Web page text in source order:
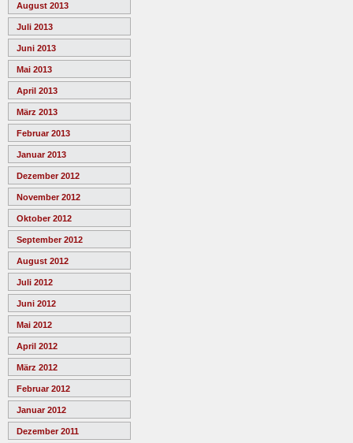
August 2013
Juli 2013
Juni 2013
Mai 2013
April 2013
März 2013
Februar 2013
Januar 2013
Dezember 2012
November 2012
Oktober 2012
September 2012
August 2012
Juli 2012
Juni 2012
Mai 2012
April 2012
März 2012
Februar 2012
Januar 2012
Dezember 2011